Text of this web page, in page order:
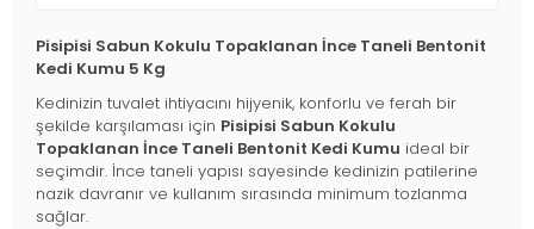
Pisipisi Sabun Kokulu Topaklanan İnce Taneli Bentonit
Kedi Kumu 5 Kg
Kedinizin tuvalet ihtiyacını hijyenik, konforlu ve ferah bir
şekilde karşılaması için Pisipisi Sabun Kokulu
Topaklanan İnce Taneli Bentonit Kedi Kumu ideal bir
seçimdir. İnce taneli yapısı sayesinde kedinizin patilerine
nazik davranır ve kullanım sırasında minimum tozlanma
sağlar.